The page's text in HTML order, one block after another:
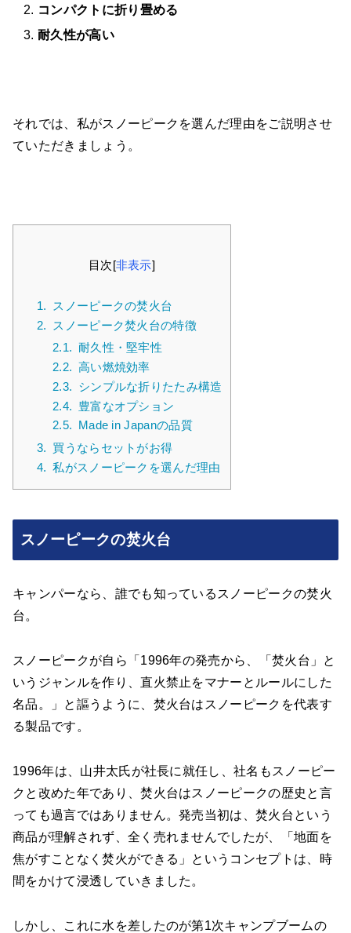
コンパクトに折り畳める
耐久性が高い
それでは、私がスノーピークを選んだ理由をご説明させ
ていただきましょう。
目次[非表示]
1.
スノーピークの焚火台
2.
スノーピーク焚火台の特徴
2.1. 耐久性・堅牢性
2.2. 高い燃焼効率
2.3. シンプルな折りたたみ構造
2.4. 豊富なオプション
2.5. Made in Japanの品質
3. 買うならセットがお得
4. 私がスノーピークを選んだ理由
スノーピークの焚火台
キャンパーなら、誰でも知っているスノーピークの焚火
台。
スノーピークが自ら「1996年の発売から、「焚火台」と
いうジャンルを作り、直火禁止をマナーとルールにした
名品。」と謳うように、焚火台はスノーピークを代表す
る製品です。
1996年は、山井太氏が社長に就任し、社名もスノーピー
クと改めた年であり、焚火台はスノーピークの歴史と言
っても過言ではありません。発売当初は、焚火台という
商品が理解されず、全く売れませんでしたが、「地面を
焦がすことなく焚火ができる」というコンセプトは、時
間をかけて浸透していきました。
しかし、これに水を差したのが第1次キャンプブームの